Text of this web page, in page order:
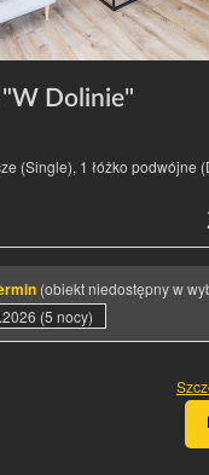
Dolinie"
(Single), 1 łóżko podwójne
(obiekt niedostępny w
(5 nocy)